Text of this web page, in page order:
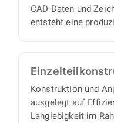
CAD-Daten und
entsteht eine
Konstruktion und
ausgelegt auf
Langlebigkeit im